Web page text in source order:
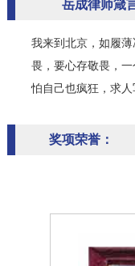
岳成律师箴言
我来到北京，如履
畏，要心存敬畏，
怕自己也疯狂，求
奖项荣誉：